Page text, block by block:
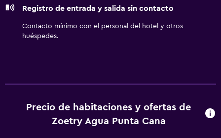
Registro de entrada y salida sin contacto
Contacto mínimo con el personal del hotel y otros
huéspedes.
Precio de habitaciones y ofertas de
Zoetry Agua Punta Cana